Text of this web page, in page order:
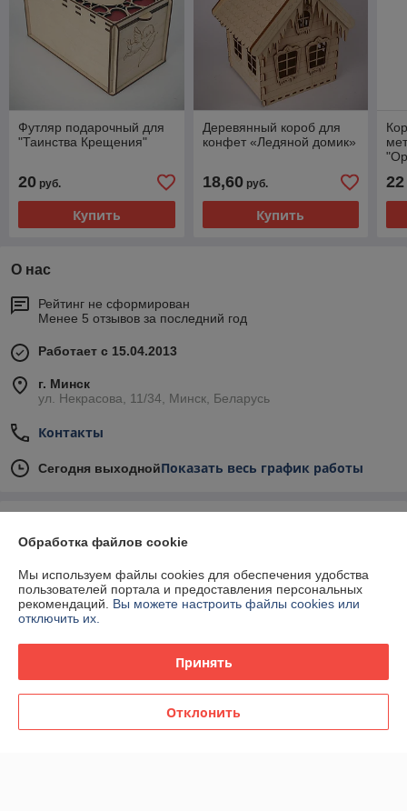
Футляр подарочный для
"Таинства Крещения"
20 руб.
Купить
Деревянный короб для
конфет «Ледяной домик»
18,60руб.
Купить
22
О нас
Рейтинг не сформирован
Менее 5 отзывов за последний год
Работает с 15.04.2013
г. Минск
ул. Некрасова, 11/34, Минск, Беларусь
Контакты
Сегодня выходнойПоказать весь график работы
О нас
Доставка и оплата
Обработка файлов cookie
Мы используем файлы cookies для обеспечения удобства
пользователей портала и предоставления персональных
рекомендаций. Вы можете настроить файлы cookies или
отключить их.
Принять
Отклонить